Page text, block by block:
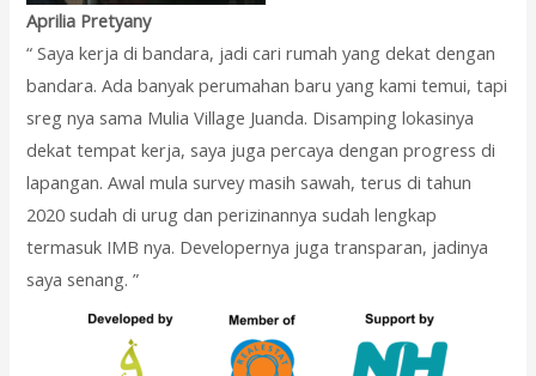
Aprilia Pretyany
“ Saya kerja di bandara, jadi cari rumah yang dekat dengan
bandara. Ada banyak perumahan baru yang kami temui, tapi
sreg nya sama Mulia Village Juanda. Disamping lokasinya
dekat tempat kerja, saya juga percaya dengan progress di
lapangan. Awal mula survey masih sawah, terus di tahun
2020 sudah di urug dan perizinannya sudah lengkap
termasuk IMB nya. Developernya juga transparan, jadinya
saya senang. ”